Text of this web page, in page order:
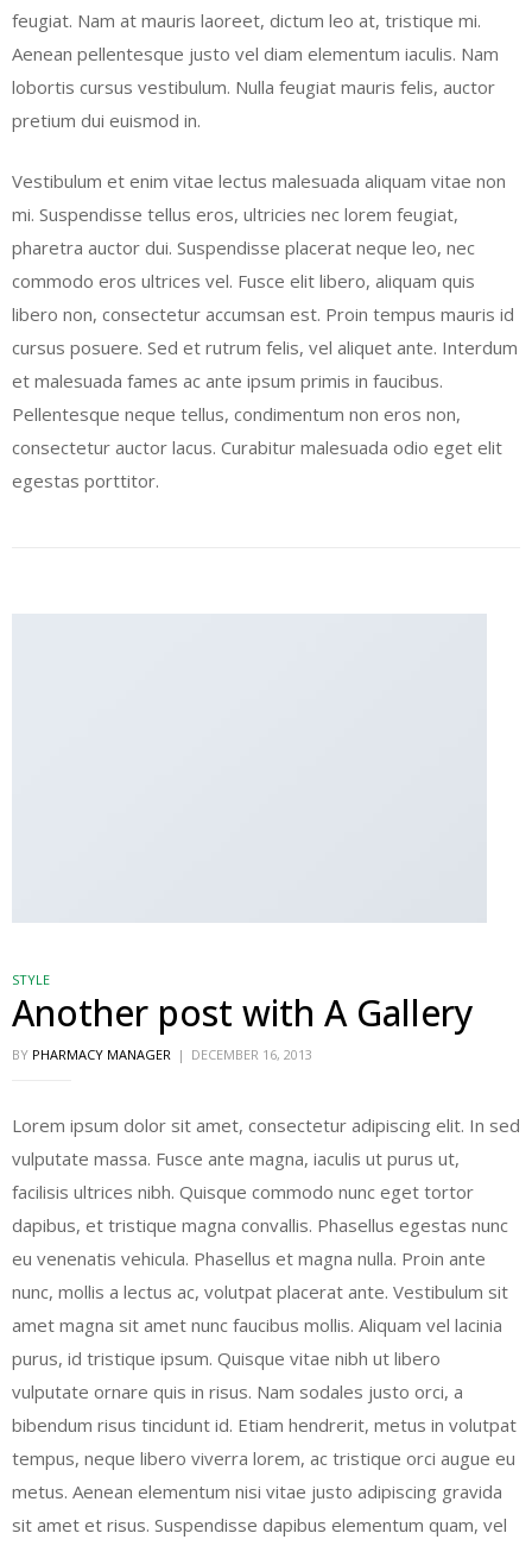
feugiat. Nam at mauris laoreet, dictum leo at, tristique mi.
Aenean pellentesque justo vel diam elementum iaculis. Nam
lobortis cursus vestibulum. Nulla feugiat mauris felis, auctor
pretium dui euismod in.
Vestibulum et enim vitae lectus malesuada aliquam vitae non
mi. Suspendisse tellus eros, ultricies nec lorem feugiat,
pharetra auctor dui. Suspendisse placerat neque leo, nec
commodo eros ultrices vel. Fusce elit libero, aliquam quis
libero non, consectetur accumsan est. Proin tempus mauris id
cursus posuere. Sed et rutrum felis, vel aliquet ante. Interdum
et malesuada fames ac ante ipsum primis in faucibus.
Pellentesque neque tellus, condimentum non eros non,
consectetur auctor lacus. Curabitur malesuada odio eget elit
egestas porttitor.
STYLE
Another post with A Gallery
BY PHARMACY MANAGER DECEMBER 16, 2013
Lorem ipsum dolor sit amet, consectetur adipiscing elit. In sed
vulputate massa. Fusce ante magna, iaculis ut purus ut,
facilisis ultrices nibh. Quisque commodo nunc eget tortor
dapibus, et tristique magna convallis. Phasellus egestas nunc
eu venenatis vehicula. Phasellus et magna nulla. Proin ante
nunc, mollis a lectus ac, volutpat placerat ante. Vestibulum sit
amet magna sit amet nunc faucibus mollis. Aliquam vel lacinia
purus, id tristique ipsum. Quisque vitae nibh ut libero
vulputate ornare quis in risus. Nam sodales justo orci, a
bibendum risus tincidunt id. Etiam hendrerit, metus in volutpat
tempus, neque libero viverra lorem, ac tristique orci augue eu
metus. Aenean elementum nisi vitae justo adipiscing gravida
sit amet et risus. Suspendisse dapibus elementum quam, vel